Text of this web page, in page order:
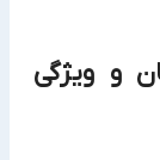
و ویژگی